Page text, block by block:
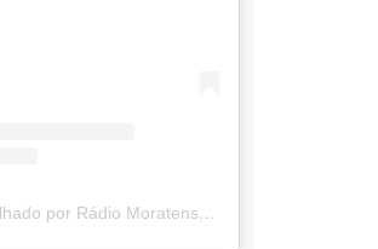
Um post compartilhado por Rádio Moratense (@radio_moratense)